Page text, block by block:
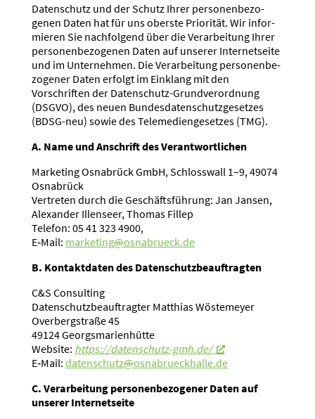
Daten­schutz und der Schutz Ihrer perso­nen­be­zo­
genen Daten hat für uns oberste Priorität. Wir infor­
mieren Sie nachfolgend über die Verar­beitung Ihrer
perso­nen­be­zo­genen Daten auf unserer Inter­net­seite
und im Unter­nehmen. Die Verar­beitung perso­nen­be­
zo­gener Daten erfolgt im Einklang mit den
Vorschriften der Daten­schutz-Grund­ver­ordnung
(DSGVO), des neuen Bundes­da­ten­schutz­ge­setzes
(BDSG-neu) sowie des Teleme­di­en­ge­setzes (TMG).
A. Name und Anschrift des Verant­wort­lichen
Marketing Osnabrück GmbH, Schlosswall 1–9, 49074
Osnabrück
Vertreten durch die Geschäfts­führung: Jan Jansen,
Alexander Illenseer, Thomas Fillep
Telefon: 05 41 323 4900,
E‑Mail: marketing@osnabrueck.de
B. Kontakt­daten des Daten­schutz­be­auf­tragten
C&S Consulting
Daten­schutz­be­auf­tragter Matthias Wöste­meyer
Overberg­straße 45
49124 Georgs­ma­ri­en­hütte
Website: https://datenschutz-gmh.de/
E‑Mail: daten­schutz@osnabrueckhalle.de
C. Verar­beitung perso­nen­be­zo­gener Daten auf
unserer Inter­net­seite